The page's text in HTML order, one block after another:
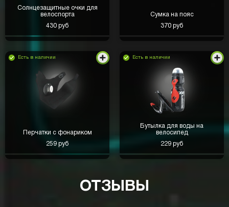
Солнцезащитные очки для
велоспорта
430 руб
Сумка на пояс
370 руб
Есть в наличии
Перчатки с фонариком
259 руб
Есть в наличии
Бутылка для воды на
велосипед
229 руб
ОТЗЫВЫ
Кейс 1, выпало 40к рублей. Доволен
Сергей Валишин день назад
Выиграл много денег!💸💸💸